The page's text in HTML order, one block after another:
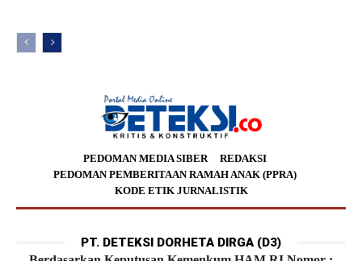
PEDOMAN MEDIA SIBER
REDAKSI
PEDOMAN PEMBERITAAN RAMAH ANAK (PPRA)
KODE ETIK JURNALISTIK
PT. DETEKSI DORHETA DIRGA (D3)